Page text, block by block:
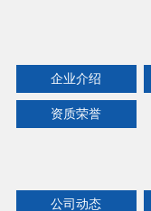
企业介绍
资质荣誉
公司动态